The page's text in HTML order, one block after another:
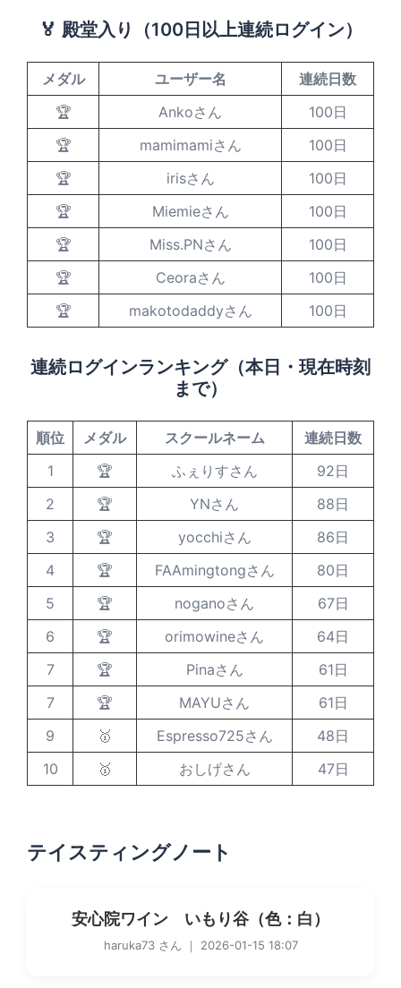
🏅 殿堂入り（100日以上連続ログイン）
メダル ユーザー名
連続日数
🏆
Ankoさん
100日
🏆
mamimamiさん
100日
🏆
irisさん
100日
🏆
Miemieさん
100日
🏆
Miss.PNさん
100日
🏆
Ceoraさん
100日
🏆
makotodaddyさん 100日
連続ログインランキング（本日・現在時刻
まで）
順位 メダル スクールネーム
連続日数
1
🏆 ふぇりすさん
92日
2
🏆 YNさん
88日
3
🏆 yocchiさん
86日
4
🏆 FAAmingtongさん
80日
5
🏆 noganoさん
67日
6
🏆 orimowineさん
64日
7
🏆 Pinaさん
61日
7
🏆 MAYUさん
61日
9
🥇 Espresso725さん
48日
10
🥇 おしげさん 47日
テイスティングノート
安心院ワイン いもり谷（色：白）
haruka73 さん ｜ 2026-01-15 18:07